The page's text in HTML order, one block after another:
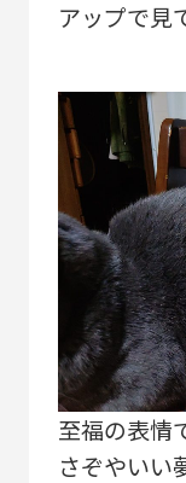
アップで見
至福の表情
さぞやいい